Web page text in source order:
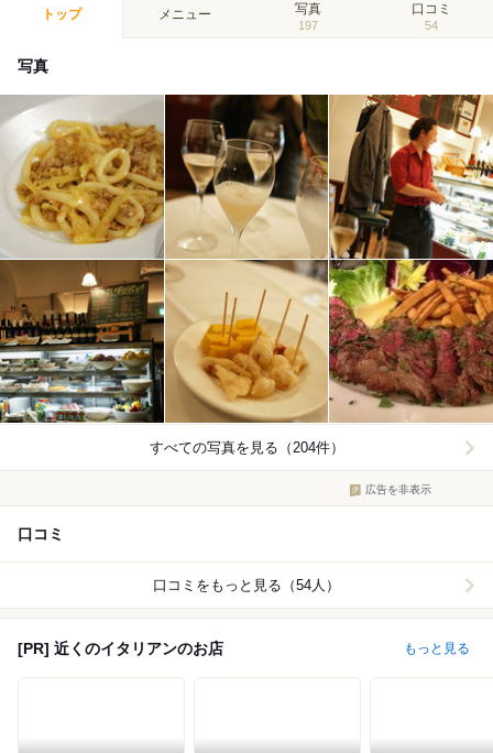
トップ メニュー 写真
197
口コミ
54
写真
すべての写真を見る（204件）
広告を非表示
口コミ
口コミをもっと見る（54人）
[PR] 近くのイタリアンのお店 もっと見る